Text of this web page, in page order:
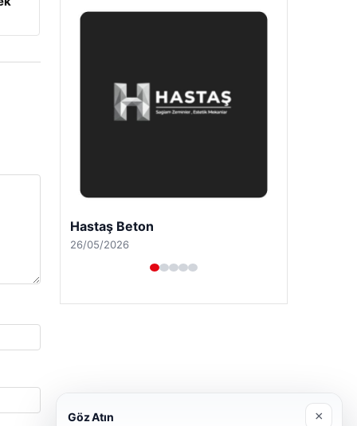
Prenses Night Club
29/04/2026
Göz Atın ×